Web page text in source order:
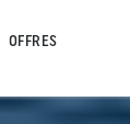
OFFRES